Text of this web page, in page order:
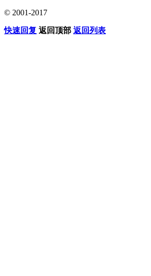
© 2001-2017
快速回复 返回顶部 返回列表